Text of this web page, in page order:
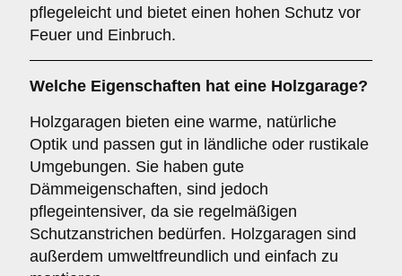
pflegeleicht und bietet einen hohen Schutz vor
Feuer und Einbruch.
Welche Eigenschaften hat eine Holzgarage?
Holzgaragen bieten eine warme, natürliche
Optik und passen gut in ländliche oder rustikale
Umgebungen. Sie haben gute
Dämmeigenschaften, sind jedoch
pflegeintensiver, da sie regelmäßigen
Schutzanstrichen bedürfen. Holzgaragen sind
außerdem umweltfreundlich und einfach zu